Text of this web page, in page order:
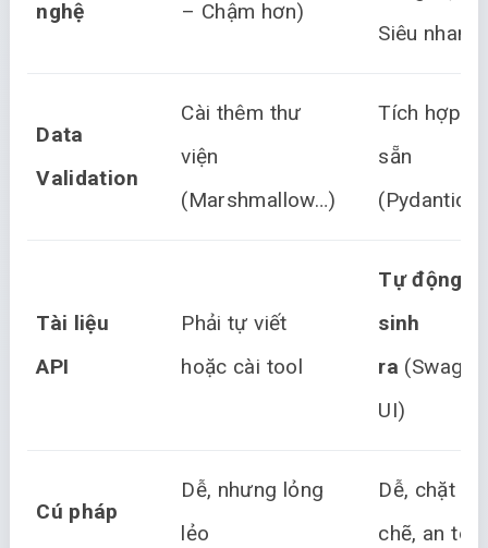
nghệ – Chậm hơn)
Siêu nhanh)
Data
Validation
Cài thêm thư
viện
(Marshmallow…)
Tích hợp
sẵn
(Pydantic)
Tài liệu
API
Phải tự viết
hoặc cài tool
Tự động
sinh
ra
UI)
Cú pháp
Dễ, nhưng lỏng
lẻo
Dễ, chặt
chẽ, an